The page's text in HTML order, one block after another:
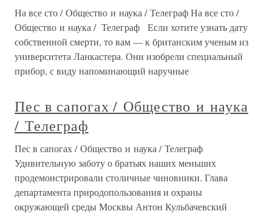
На все сто / Общество и наука / Телеграф На все сто /
Общество и наука / Телеграф Если хотите узнать дату
собственной смерти, то вам — к британским ученым из
университета Ланкастера. Они изобрели специальный
прибор, с виду напоминающий наручные
Пес в сапогах / Общество и наука
/ Телеграф
Пес в сапогах / Общество и наука / Телеграф
Удивительную заботу о братьях наших меньших
продемонстрировали столичные чиновники. Глава
департамента природопользования и охраны
окружающей среды Москвы Антон Кульбачевский